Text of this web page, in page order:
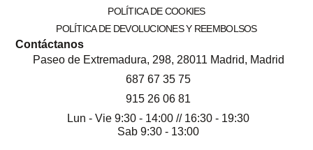
POLÍTICA DE COOKIES
POLÍTICA DE DEVOLUCIONES Y REEMBOLSOS
Contáctanos
Paseo de Extremadura, 298, 28011 Madrid, Madrid
687 67 35 75
915 26 06 81
Lun - Vie 9:30 - 14:00 // 16:30 - 19:30
Sab 9:30 - 13:00